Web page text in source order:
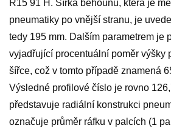
R15 91 H. Šířka běhounu, která je
pneumatiky po vnější stranu, je
tedy 195 mm. Dalším parametrem je
vyjadřující procentuální poměr výšky
šířce, což v tomto případě znamená
Výsledné profilové číslo je rovno
představuje radiální konstrukci
označuje průměr ráfku v palcích (1